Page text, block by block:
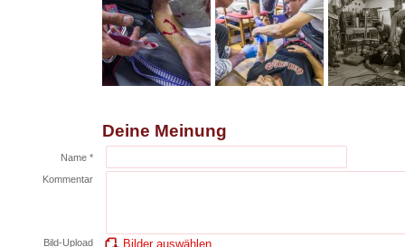
Deine Meinung
Name *
Kommentar
Bild-Upload Bilder auswählen